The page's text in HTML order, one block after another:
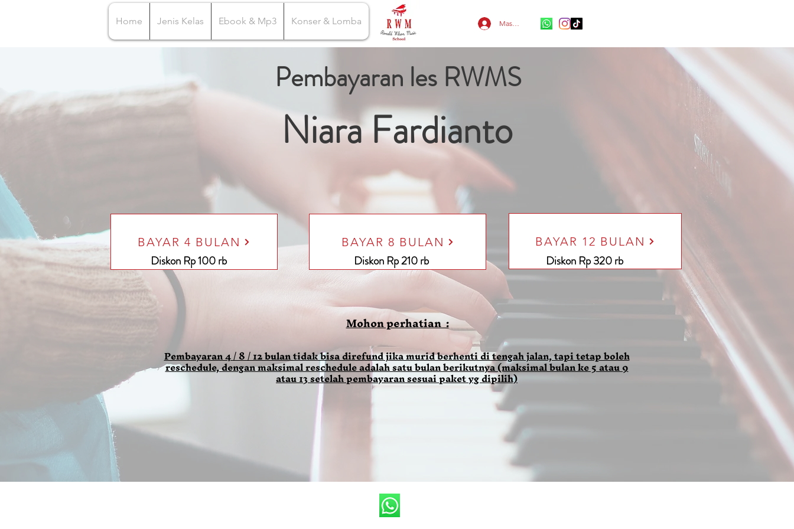
Home Jenis Kelas Ebook & Mp3 Konser & Lomba Masuk
Pembayaran les RWMS
Niara Fardianto
BAYAR 4 BULAN
Diskon Rp 100 rb
BAYAR 8 BULAN
Diskon Rp 210 rb
BAYAR 12 BULAN
Diskon Rp 320 rb
Mohon perhatian :
Pembayaran 4 / 8 / 12 bulan tidak bisa direfund jika murid berhenti di tengah jalan, tapi tetap boleh
reschedule, dengan maksimal reschedule adalah satu bulan berikutnya (maksimal bulan ke 5 atau 9
atau 13 setelah pembayaran sesuai paket yg dipilih)